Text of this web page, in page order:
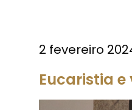
2 fevereiro
Eucaristia